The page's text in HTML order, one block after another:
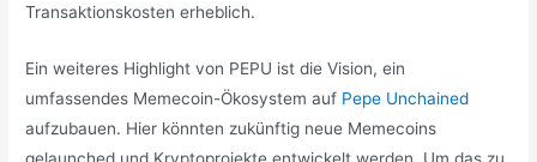
Transaktionskosten erheblich.
Ein weiteres Highlight von PEPU ist die Vision, ein
umfassendes Memecoin-Ökosystem auf Pepe Unchained
aufzubauen. Hier könnten zukünftig neue Memecoins
gelaunched und Kryptoprojekte entwickelt werden. Um das zu